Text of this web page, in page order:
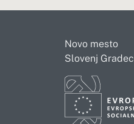
Novo mesto
Slovenj Gradec